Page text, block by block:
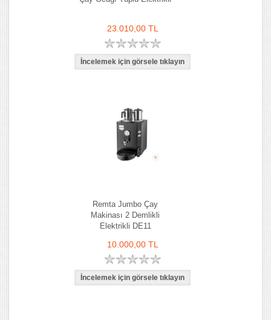
23.010,00 TL
Remta Jumbo Çay
Makinası 2 Demlikli
Elektrikli DE11
10.000,00 TL